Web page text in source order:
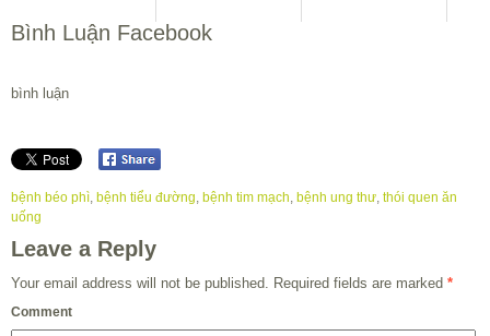
Bình Luận Facebook
bình luận
bệnh béo phì bệnh tiểu đường bệnh tim mạch bệnh ung thư thói quen ăn
uống
Leave a Reply
Your email address will not be published. Required fields are marked *
Comment